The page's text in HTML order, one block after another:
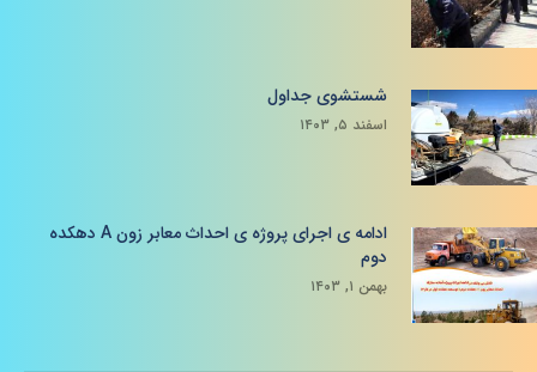
شستشوی جداول
اسفند ۵, ۱۴۰۳
ادامه ی اجرای پروژه ی احداث معابر زون A دهکده
دوم
بهمن ۱, ۱۴۰۳